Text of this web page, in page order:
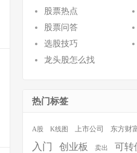
股票热点
股票问答
选股技巧
龙头股怎么找
热门标签
A股 K线图 上市公司 东方财
入门 创业板 卖出 可转